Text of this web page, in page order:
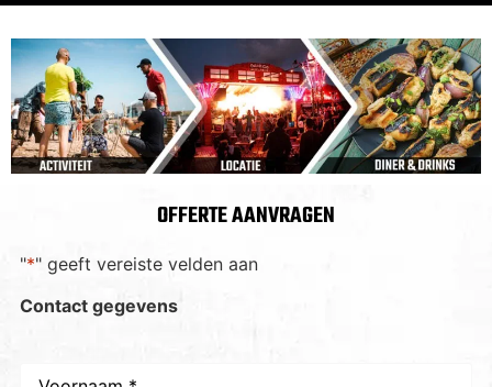
OFFERTE AANVRAGEN
"*" geeft vereiste velden aan
Contact gegevens
Naam